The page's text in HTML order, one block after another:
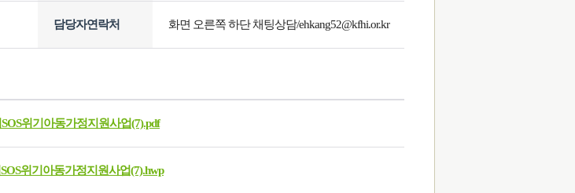
담당자연락처 화면 오른쪽 하단 채팅상담/ehkang52@kfhi.or.kr
위기아동가정지원사업(7).pdf
위기아동가정지원사업(7).hwp